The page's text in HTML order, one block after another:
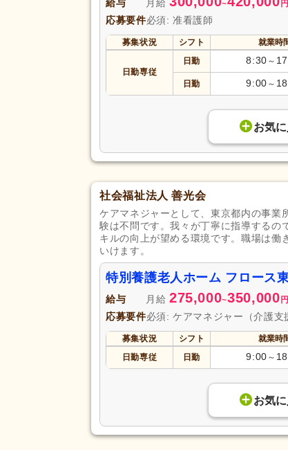
給与 月給 ~ 円
応募要件必須: 准看護師
募集状況 シフト 就業時
日勤専従
日勤 8:30 ～
日勤 9:00 ～
お気に
社会福祉法人 善光会
ケアマネジャーとして、東京都内の事業
験は不問です。我々が丁寧に指導するの
キルの向上が望める環境です。職場は働
いけます。
特別養護老人ホーム フロース
給与 月給 275,000~350,000 円
応募要件必須: ケアマネジャー（介護支
募集状況 シフト 就業時
日勤専従
日勤 9:00 ～
お気に